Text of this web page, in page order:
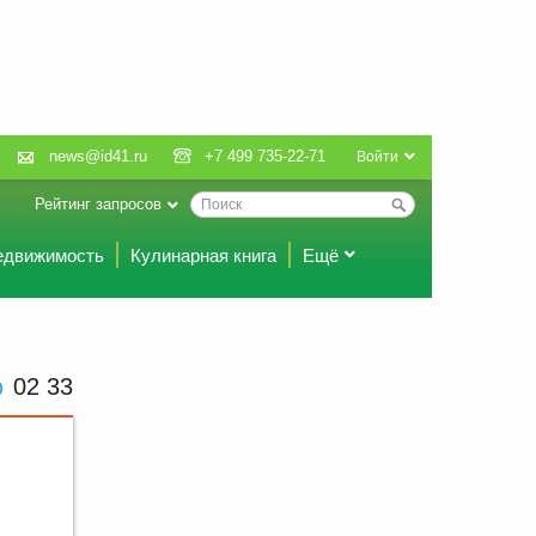
Войти
news@id41.ru +7 499 735-22-71
Рейтинг запросов
Кулинарная книга Ещё
02 33